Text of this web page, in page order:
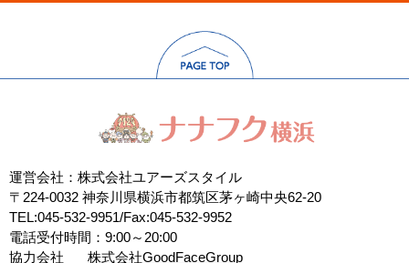
運営会社：株式会社ユアーズスタイル
〒224-0032 神奈川県横浜市都筑区茅ヶ崎中央62-20
TEL:045-532-9951/Fax:045-532-9952
電話受付時間：9:00～20:00
協力会社
株式会社GoodFaceGroup